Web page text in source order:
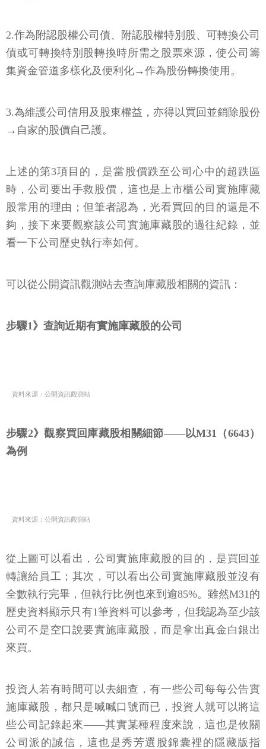
2.作為附認股權公司債、附認股權特別股、可轉換公司
債或可轉換特別股轉換時所需之股票來源，使公司籌
集資金管道多樣化及便利化→作為股份轉換使用。
3.為維護公司信用及股東權益，亦得以買回並銷除股份
→自家的股價自己護。
上述的第3項目的，是當股價跌至公司心中的超跌區
時，公司要出手救股價，這也是上市櫃公司實施庫藏
股常用的理由；但筆者認為，光看買回的目的還是不
夠，接下來要觀察該公司實施庫藏股的過往紀錄，並
看一下公司歷史執行率如何。
可以從公開資訊觀測站去查詢庫藏股相關的資訊：
步驟1》查詢近期有實施庫藏股的公司
資料來源：公開資訊觀測站
步驟2》觀察買回庫藏股相關細節——以M31（6643）
為例
資料來源：公開資訊觀測站
從上圖可以看出，公司實施庫藏股的目的，是買回並
轉讓給員工；其次，可以看出公司實施庫藏股並沒有
全數執行完畢，但執行比例也來到逾85%。雖然M31的
歷史資料顯示只有1筆資料可以參考，但我認為至少該
公司不是空口說要實施庫藏股，而是拿出真金白銀出
來買。
投資人若有時間可以去細查，有一些公司每每公告實
施庫藏股，都只是喊喊口號而已，投資人就可以將這
些公司記錄起來——其實某種程度來說，這也是攸關
公司派的誠信，這也是秀芳選股錦囊裡的隱藏版指